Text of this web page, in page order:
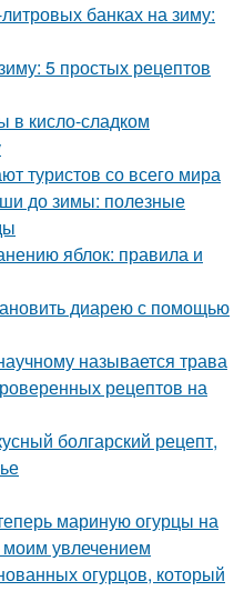
банках на зиму:
5 простых рецептов
в кисло-сладком
туристов со всего мира
до зимы: полезные
яблок: правила и
диарею с помощью
называется трава
рецептов на
болгарский рецепт,
мариную огурцы на
моим увлечением
огурцов, который